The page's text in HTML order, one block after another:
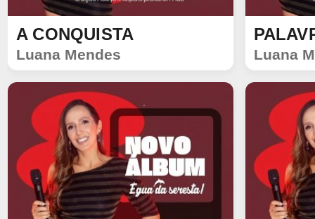
SINGLE
1016
100
A CONQUISTA
Luana Mendes
SINGLE
992
92
Luana